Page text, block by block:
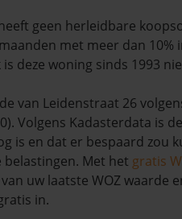
geen herleidbare
met meer dan 10%
deze woning sinds 1993
van Leidenstraat 26
Volgens Kadasterdata is
is en dat er bespaard zou
belastingen. Met het gratis
uw laatste WOZ waarde
in.